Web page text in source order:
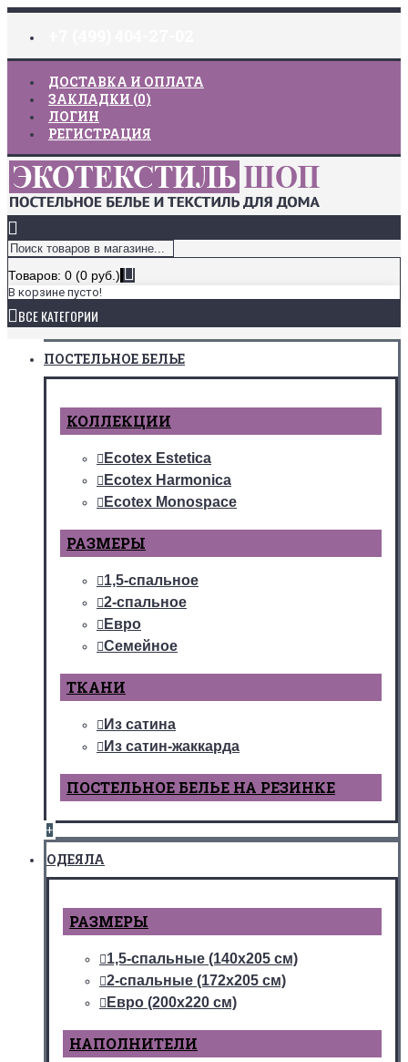
ДОСТАВКА И ОПЛАТА
ЗАКЛАДКИ (0)
ЛОГИН
РЕГИСТРАЦИЯ
Товаров: 0 (0 руб.)
В корзине пусто!
ВСЕ КАТЕГОРИИ
ПОСТЕЛЬНОЕ БЕЛЬЕ
КОЛЛЕКЦИИ
Ecotex Estetica
Ecotex Harmonica
Ecotex Monospace
РАЗМЕРЫ
1,5-спальное
2-спальное
Евро
Семейное
ТКАНИ
Из сатина
Из сатин-жаккарда
ПОСТЕЛЬНОЕ БЕЛЬЕ НА РЕЗИНКЕ
+
ОДЕЯЛА
РАЗМЕРЫ
1,5-спальные (140х205 см)
2-спальные (172х205 см)
Евро (200х220 см)
НАПОЛНИТЕЛИ